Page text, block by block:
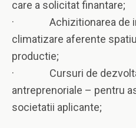
care a solicitat finantare;
· Achizitionarea de
climatizare aferente
productie;
· Cursuri de
antreprenoriale – pentru
societatii aplicante;